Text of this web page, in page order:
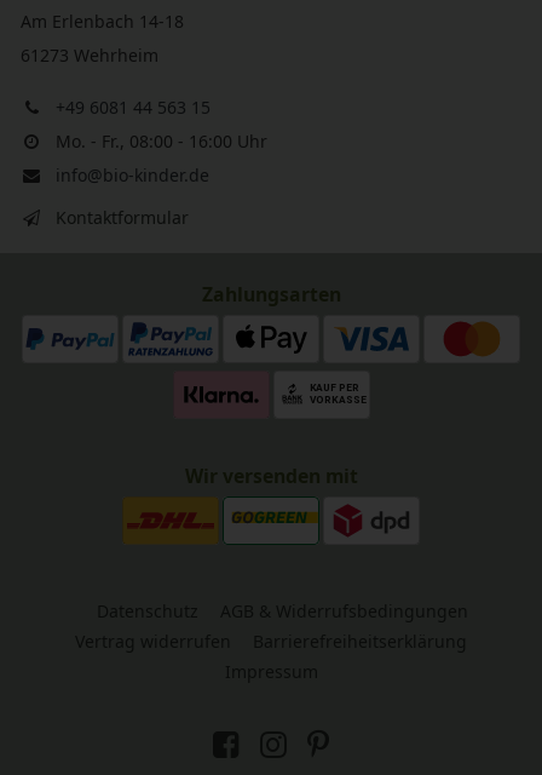
Am Erlenbach 14-18
61273 Wehrheim
+49 6081 44 563 15
Mo. - Fr., 08:00 - 16:00 Uhr
info@bio-kinder.de
Kontaktformular
Zahlungsarten
Wir versenden mit